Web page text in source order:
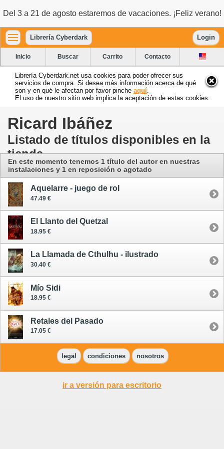
Del 3 a 21 de agosto estaremos de vacaciones. ¡Feliz verano!
Librería Cyberdark Login
Inicio Buscar Carrito Contacto
Librería Cyberdark.net usa cookies para poder ofrecer sus
servicios de compra. Si desea más información acerca de qué
son y en qué le afectan por favor pinche aquí
El uso de nuestro sitio web implica la aceptación de estas cookies.
Ricard Ibáñez
Listado de títulos disponibles en la
tienda
En este momento tenemos 1 título del autoren nuestras
instalaciones y 1 en reposición o agotado
Aquelarre - juego de rol
47.49 €
El Llanto del Quetzal
18.95 €
La Llamada de Cthulhu - ilustrado
30.40 €
Mío Sidi
18.95 €
Retales del Pasado
17.05 €
legal condiciones nosotros
ir a versión para escritorio